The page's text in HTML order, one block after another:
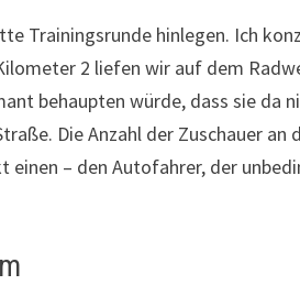
Trainingsrunde hinlegen. Ich
2 liefen wir auf dem
behaupten würde, dass sie da
Die Anzahl der Zuschauer
einen – den Autofahrer, der